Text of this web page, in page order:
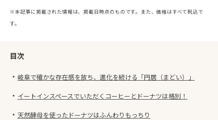
※本記事に掲載された情報は、掲載日時点のものです。また、価格はすべて税込で
す。
目次
・ 岐阜で確かな存在感を放ち、進化を続ける「円居（まどい）」
・ イートインスペースでいただくコーヒーとドーナツは格別！
・ 天然酵母を使ったドーナツはふんわりもっちり